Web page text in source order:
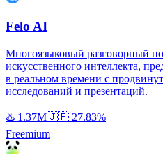
Felo AI
Многоязыковый разговорный
искусственного интеллекта,
в реальном времени с
исследований и презентаций.
♨️ 1.37M🇯🇵 27.83%
Freemium